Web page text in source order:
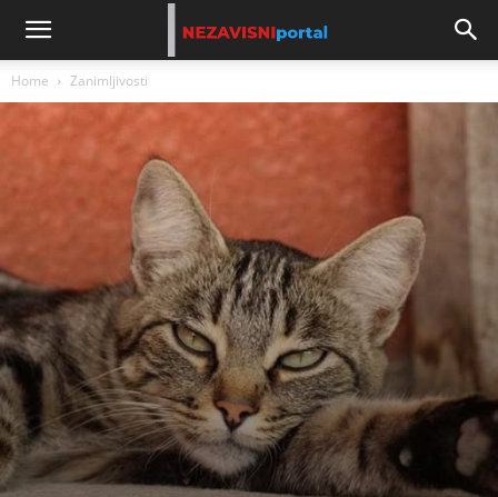
Home Zanimljivosti